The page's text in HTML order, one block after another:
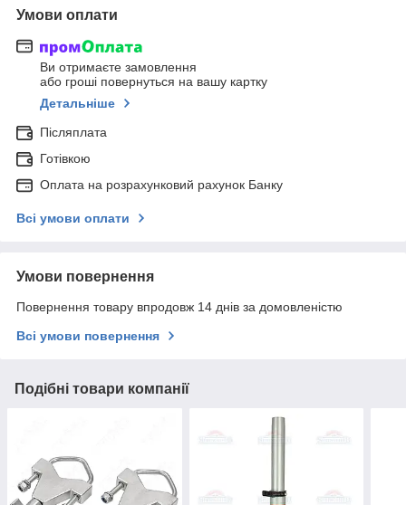
Умови оплати
Ви отримаєте замовлення
або гроші повернуться на вашу картку
Детальніше
Післяплата
Готівкою
Оплата на розрахунковий рахунок Банку
Всі умови оплати
Умови повернення
Повернення товару впродовж 14 днів за домовленістю
Всі умови повернення
Подібні товари компанії